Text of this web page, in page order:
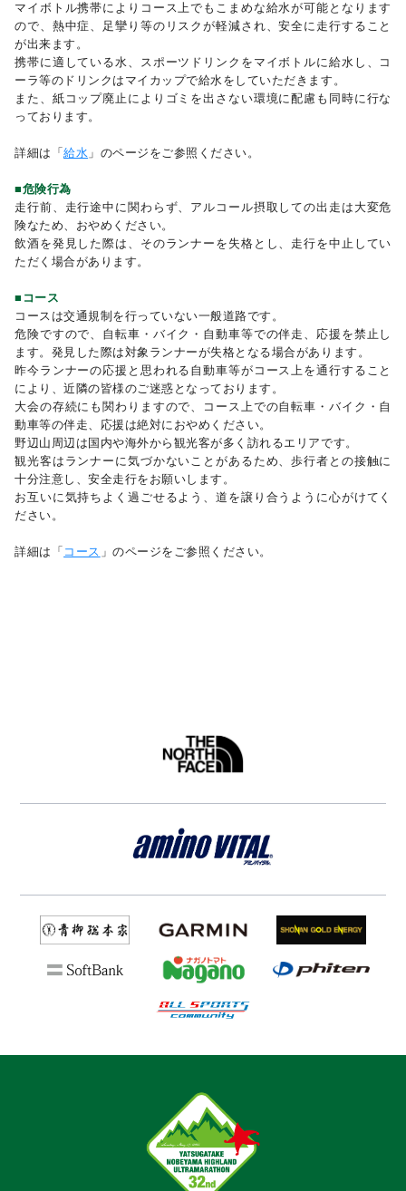
マイボトル携帯によりコース上でもこまめな給水が可能となります
ので、熱中症、足攣り等のリスクが軽減され、安全に走行すること
が出来ます。
携帯に適している水、スポーツドリンクをマイボトルに給水し、コ
ーラ等のドリンクはマイカップで給水をしていただきます。
また、紙コップ廃止によりゴミを出さない環境に配慮も同時に行な
っております。
詳細は「給水 」のページをご参照ください。
■危険行為
走行前、走行途中に関わらず、アルコール摂取しての出走は大変危
険なため、おやめください。
飲酒を発見した際は、そのランナーを失格とし、走行を中止してい
ただく場合があります。
■コース
コースは交通規制を行っていない一般道路です。
危険ですので、自転車・バイク・自動車等での伴走、応援を禁止し
ます。発見した際は対象ランナーが失格となる場合があります。
昨今ランナーの応援と思われる自動車等がコース上を通行すること
により、近隣の皆様のご迷惑となっております。
大会の存続にも関わりますので、コース上での自転車・バイク・自
動車等の伴走、応援は絶対におやめください。
野辺山周辺は国内や海外から観光客が多く訪れるエリアです。
観光客はランナーに気づかないことがあるため、歩行者との接触に
十分注意し、安全走行をお願いします。
お互いに気持ちよく過ごせるよう、道を譲り合うように心がけてく
ださい。
詳細は「 コース 」のページをご参照ください。